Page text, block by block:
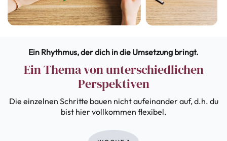
Ein Rhythmus, der dich in die Umsetzung bringt.
Ein Thema von unterschiedlichen
Perspektiven
Die einzelnen Schritte bauen nicht aufeinander auf, d.h. du
bist hier vollkommen flexibel.